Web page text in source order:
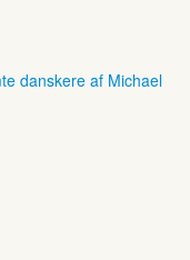
danskere af Michael